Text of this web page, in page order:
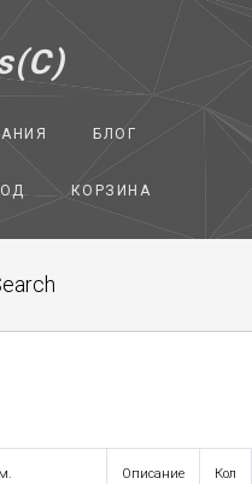
БЛОГ
КОРЗИНА
Описание Кол